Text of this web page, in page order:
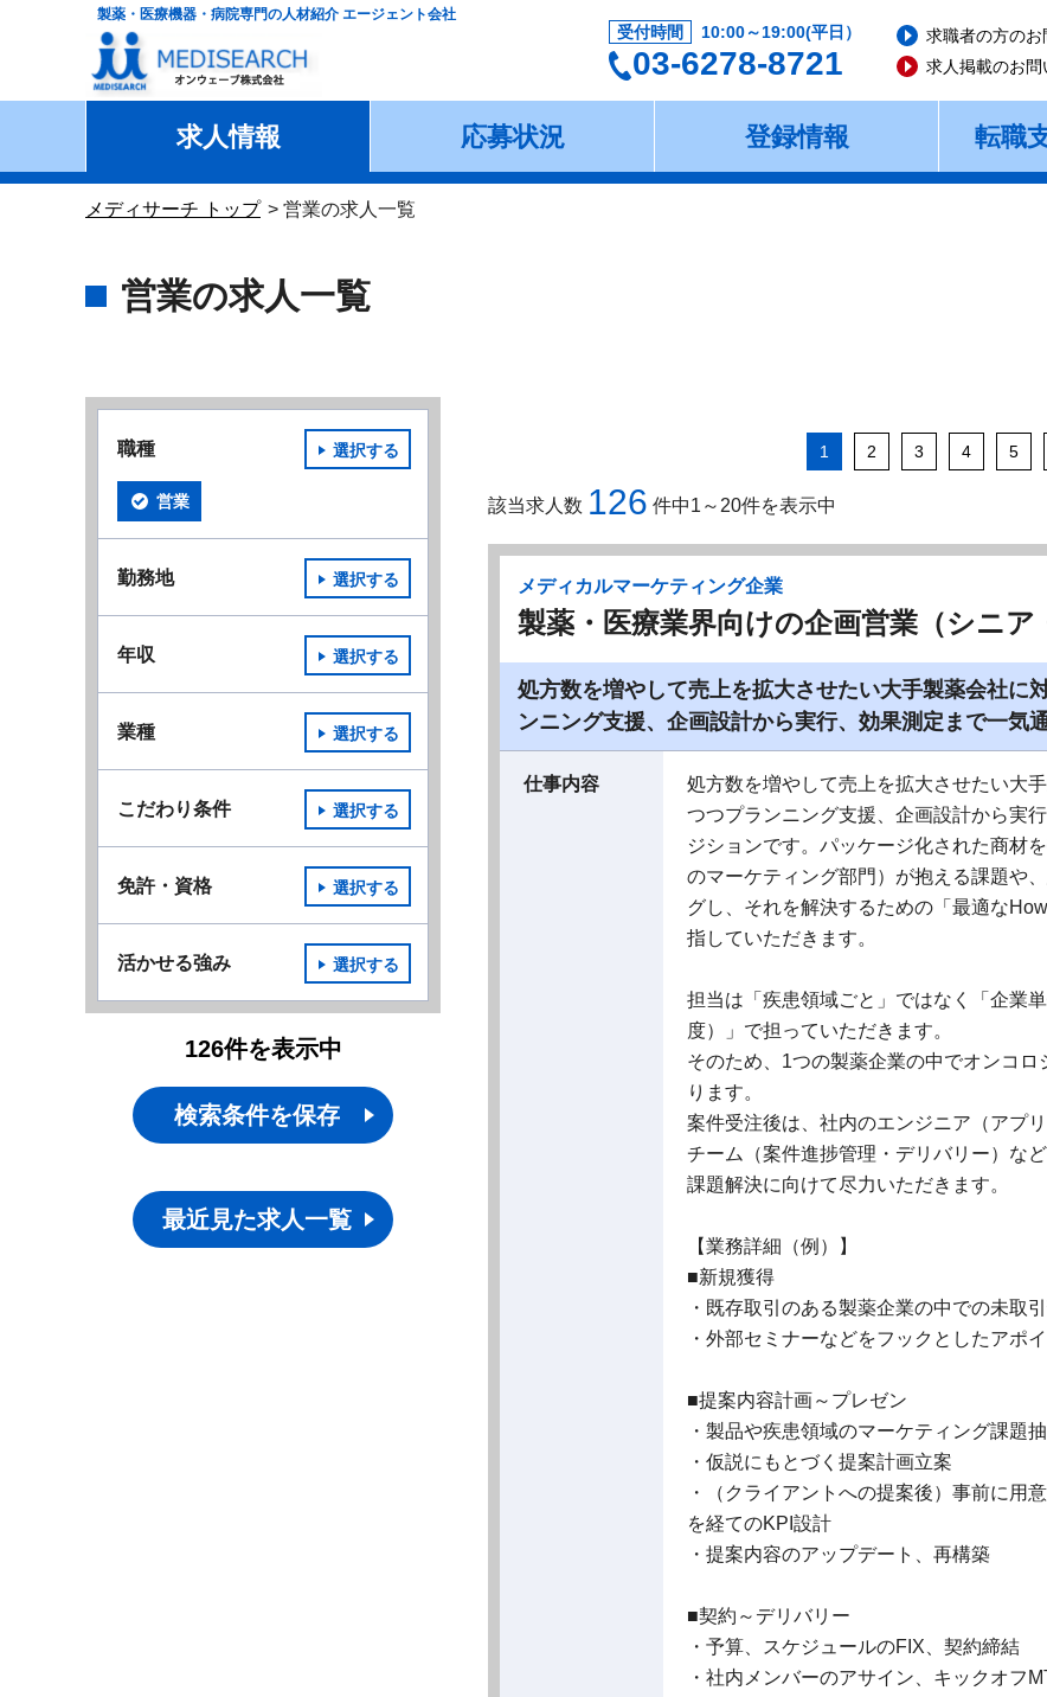
製薬・医療機器・病院専門の人材紹介 エージェント会社
受付時間 10:00～19:00(平日）
03-6278-8721
求職者の方のお
求人掲載のお問
求人情報 応募状況 登録情報 転職
メディサーチ トップ 営業の求人一覧
営業の求人一覧
1 2 3 4 5
該当求人数 126 件中1～20件を表示中
メディカルマーケティング企業
製薬・医療業界向けの企画営業（シニア
処方数を増やして売上を拡大させたい大手製薬会社に
ンニング支援、企画設計から実行、効果測定まで一気
仕事内容
処方数を増やして売上を拡大させたい大
つつプランニング支援、企画設計から実
ジションです。パッケージ化された商材
のマーケティング部門）が抱える課題や
グし、それを解決するための「最適な
指していただきます。
担当は「疾患領域ごと」ではなく「企業
度）」で担っていただきます。
そのため、1つの製薬企業の中でオンコ
ります。
案件受注後は、社内のエンジニア（アプ
チーム（案件進捗管理・デリバリー）な
課題解決に向けて尽力いただきます。
【業務詳細（例）】
■新規獲得
・既存取引のある製薬企業の中での未取
・外部セミナーなどをフックとしたアポ
■提案内容計画～プレゼン
・製品や疾患領域のマーケティング課題
・仮説にもとづく提案計画立案
・（クライアントへの提案後）事前に用
を経てのKPI設計
・提案内容のアップデート、再構築
■契約～デリバリー
・予算、スケジュールのFIX、契約締結
・社内メンバーのアサイン、キックオフ
職種 選択する
営業
勤務地 選択する
年収 選択する
業種 選択する
こだわり条件 選択する
免許・資格 選択する
活かせる強み 選択する
126件を表示中
検索条件を保存
最近見た求人一覧